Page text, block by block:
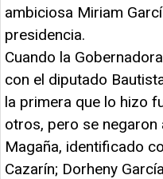
ambiciosa Miriam
presidencia.
Cuando la
con el diputado
la primera que lo hizo
otros, pero se negaron
Magaña, identificado
Cazarín; Dorheny